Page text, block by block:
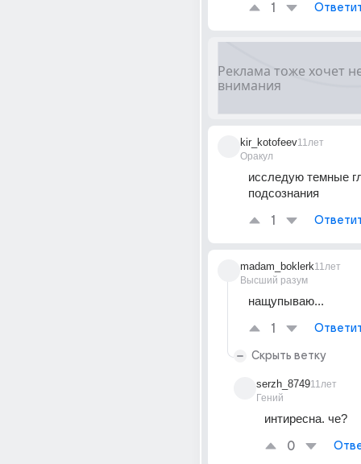
1
kir_kotofeev
Оракул
11лет
исследую темные
подсознания
1
madam_boklerk
Высший разум
11лет
нащупываю...
1
Скрыть ветку
serzh_8749
Гений
11лет
интиресна. че?
0